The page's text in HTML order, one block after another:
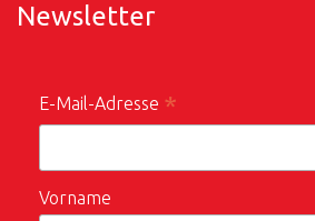
Newsletter
E-Mail-Adresse *
Vorname